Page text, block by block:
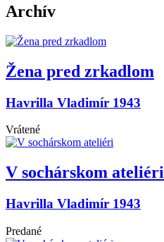
Archív
Žena pred zrkadlom
Havrilla Vladimír 1943
Vrátené
V sochárskom ateliéri
Havrilla Vladimír 1943
Predané